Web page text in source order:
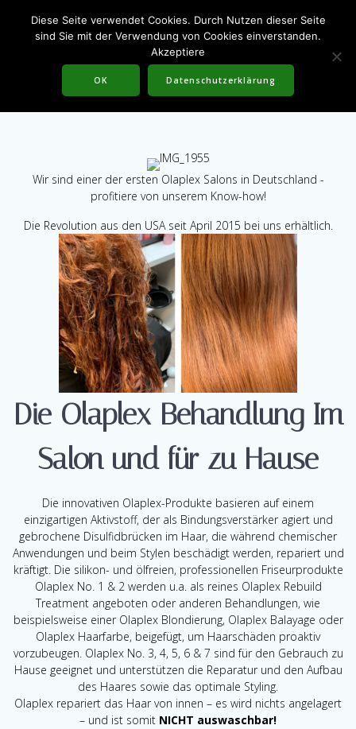
to
content
Olaplex
Wir sind einer der ersten Olaplex Salons in Deutschland -
profitiere von unserem Know-how!
Die Revolution aus den USA seit April 2015 bei uns erhältlich.
Die Olaplex Behandlung Im
Salon und für zu Hause
Die innovativen Olaplex-Produkte basieren auf einem
einzigartigen Aktivstoff, der als Bindungsverstärker agiert und
gebrochene Disulfidbrücken im Haar, die während chemischer
Anwendungen und beim Stylen beschädigt werden, repariert und
kräftigt. Die silikon- und ölfreien, professionellen Friseurprodukte
Olaplex No. 1 & 2 werden u.a. als reines Olaplex Rebuild
Treatment angeboten oder anderen Behandlungen, wie
beispielsweise einer Olaplex Blondierung, Olaplex Balayage oder
Olaplex Haarfarbe, beigefügt, um Haarschäden proaktiv
vorzubeugen. Olaplex No. 3, 4, 5, 6 & 7 sind für den Gebrauch zu
Hause geeignet und unterstützen die Reparatur und den Aufbau
des Haares sowie das optimale Styling.
Olaplex repariert das Haar von innen – es wird nichts angelagert
– und ist somit NICHT auswaschbar!
Diese Seite verwendet Cookies. Durch Nutzen dieser Seite
sind Sie mit der Verwendung von Cookies einverstanden.
Akzeptiere
OK Datenschutzerklärung